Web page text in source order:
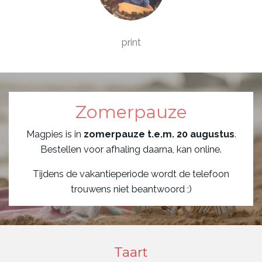
print
Zomerpauze
Magpies is in zomerpauze t.e.m. 20 augustus.
Bestellen voor afhaling daarna, kan online.
Tijdens de vakantieperiode wordt de telefoon
trouwens niet beantwoord ;)
Taart